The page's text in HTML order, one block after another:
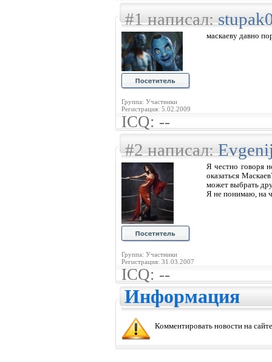
#1 написал:
Группа: Участники
Регистрация: 5.02.2009
маскаеву давно
ICQ: --
#2 написал:
Группа: Участники
Регистрация: 31.03.2007
Я честно говоря
оказаться
может выбрать
Я не понимаю, на
ICQ: --
Информация
Комментировать новости на